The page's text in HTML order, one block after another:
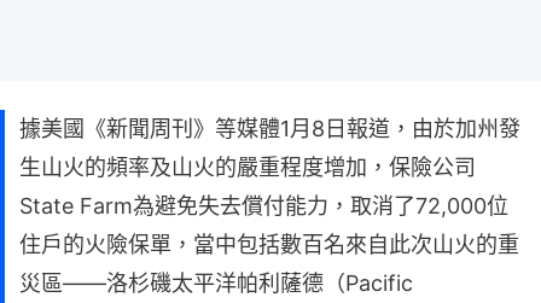
據美國《新聞周刊》等媒體1月8日報道，由於加州發
生山火的頻率及山火的嚴重程度增加，保險公司
State Farm為避免失去償付能力，取消了72,000位
住戶的火險保單，當中包括數百名來自此次山火的重
災區——洛杉磯太平洋帕利薩德（Pacific